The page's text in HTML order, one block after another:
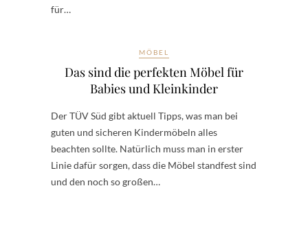
für…
MÖBEL
Das sind die perfekten Möbel für
Babies und Kleinkinder
Der TÜV Süd gibt aktuell Tipps, was man bei
guten und sicheren Kindermöbeln alles
beachten sollte. Natürlich muss man in erster
Linie dafür sorgen, dass die Möbel standfest sind
und den noch so großen…